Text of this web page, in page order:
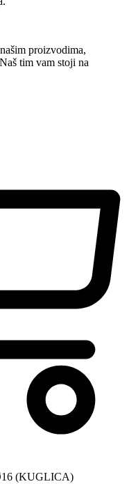
proizvodima,
tim vam stoji na
(KUGLICA)